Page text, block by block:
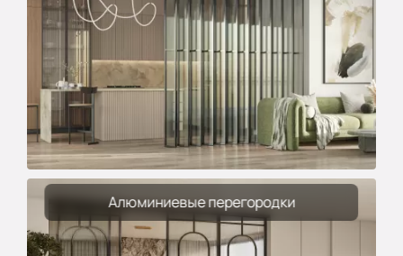
Алюминиевые перегородки